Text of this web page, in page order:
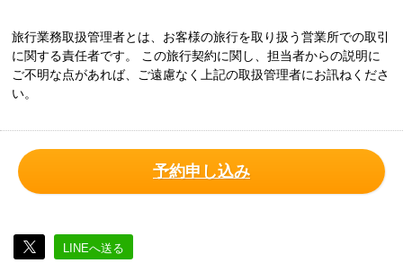
旅行業務取扱管理者とは、お客様の旅行を取り扱う営業所での取引
に関する責任者です。 この旅行契約に関し、担当者からの説明に
ご不明な点があれば、ご遠慮なく上記の取扱管理者にお訊ねくださ
い。
予約申し込み
LINEへ送る